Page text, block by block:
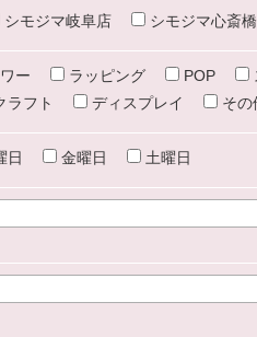
シモジマ岐阜店 シモジマ心斎橋
ー ラッピング POP
ラフト ディスプレイ その
日 金曜日 土曜日